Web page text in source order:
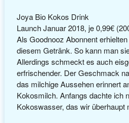
Joya Bio Kokos Drink
Launch Januar 2018, je 0,99€
Als Goodnooz Abonnent
diesem Getränk. So kann man
Allerdings schmeckt es auch
erfrischender. Der Geschmack
das milchige Aussehen erinnert
Kokosmilch. Anfangs dachte ich
Kokoswasser, das wir überhaupt